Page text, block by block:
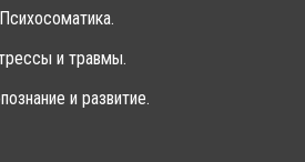
Психосоматика.
и травмы.
и развитие.